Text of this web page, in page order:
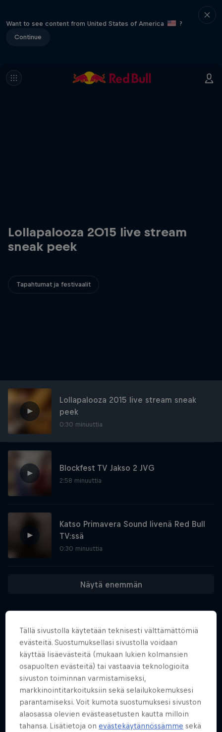
Want to see content from United States of America
?
Continue
Lollapalooza 2015 live stream
sneak peek
Tapahtumat ja festivaalit
Lollapalooza 2015 live stream sneak
peek
0:30 minuuttia
Blockfest TV Jakso 2 JVG
2:58 minuuttia
Katso Primavera Sound livenä Red Bull
TV:ssä
0:30 minuuttia
Näytä enemmän
Samankaltaiset
Tällä sivustolla käytetään teknisesti välttämättömiä
evästeitä. Suostumuksellasi sivustolla voidaan
käyttää lisäevästeitä (mukaan lukien kolmansien
osapuolten evästeitä) tai vastaavia teknologioita
sivuston toiminnan varmistamiseksi,
markkinointitarkoituksiin sekä selailukokemuksesi
parantamiseksi. Voit kumota suostumuksesi sivuston
alaosassa olevien evästeasetusten kautta milloin
tahansa. Lisätietoja onevästekäytännössämme sekä